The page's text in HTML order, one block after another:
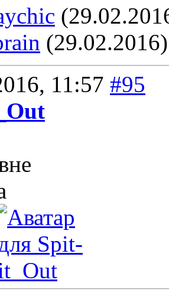
(29.02.2016)
11:57 #95